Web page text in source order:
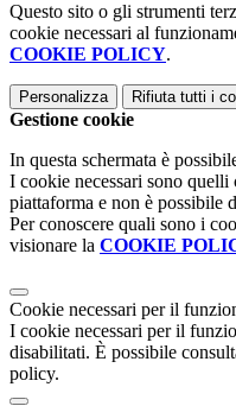
Questo sito o gli strumenti
cookie necessari al
COOKIE POLICY.
Personalizza Rifiuta tutti i
Gestione cookie
In questa schermata è
I cookie necessari sono
piattaforma e non è possibile
Per conoscere quali sono i
visionare la COOKIE
Cookie necessari per il
I cookie necessari per il
disabilitati. È possibile
policy.